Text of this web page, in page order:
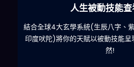
人生被動技能
結合全球4大玄學系統(生辰八字、
印度吠陀)將你的天賦以被動技能
然!